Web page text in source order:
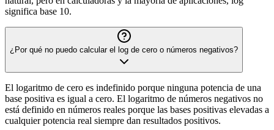
significa base 10.
¿Por qué no puedo calcular el log de cero o números negativos?
El logaritmo de cero es indefinido porque ninguna potencia de una
base positiva es igual a cero. El logaritmo de números negativos no
está definido en números reales porque las bases positivas elevadas a
cualquier potencia real siempre dan resultados positivos.